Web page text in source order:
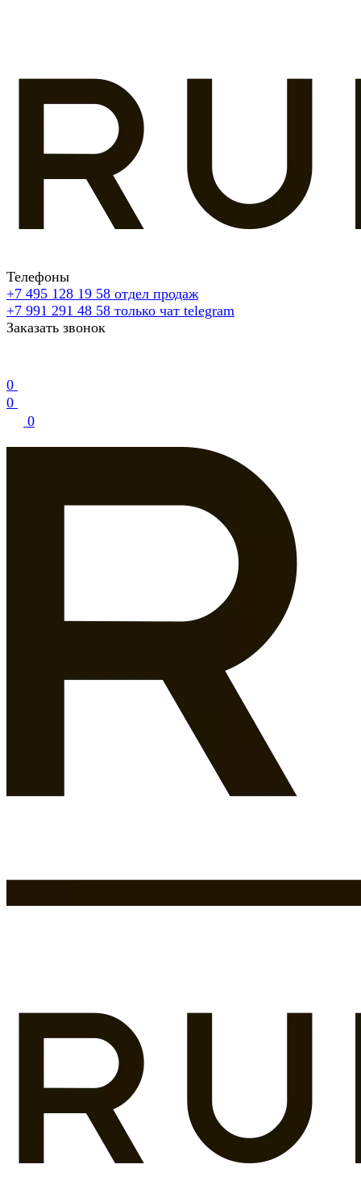
Телефоны
+7 495 128 19 58 отдел продаж
+7 991 291 48 58 только чат telegram
Заказать звонок
0
0
0